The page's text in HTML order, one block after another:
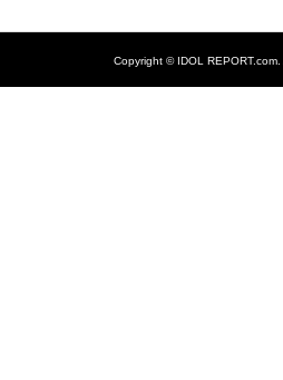
Copyright ©IDOL REPORT.com.